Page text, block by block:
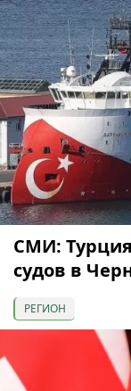
СМИ:
судов в
РЕГИОН